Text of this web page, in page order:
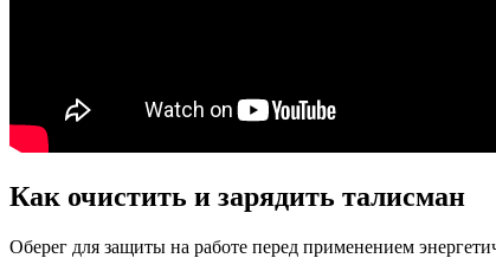
Как очистить и зарядить талисман
Оберег для защиты на работе перед применением